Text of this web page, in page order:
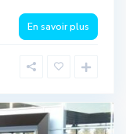
En savoir plus